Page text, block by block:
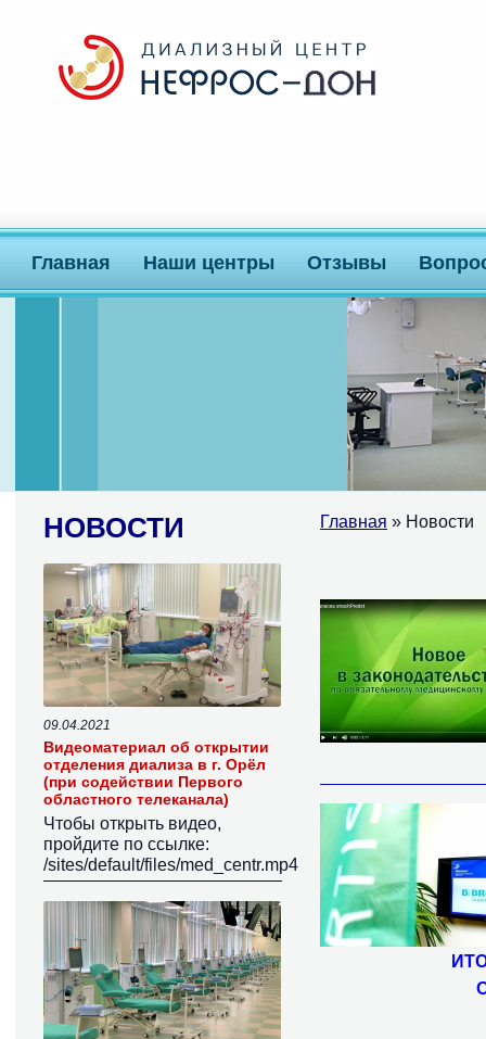
Главная Наши центры Отзывы
Главная » Новости
НОВОСТИ
09.04.2021
Видеоматериал об открытии
отделения диализа в г. Орёл
(при содействии Первого
областного телеканала)
Чтобы открыть видео,
пройдите по ссылке:
/sites/default/files/med_centr.mp4